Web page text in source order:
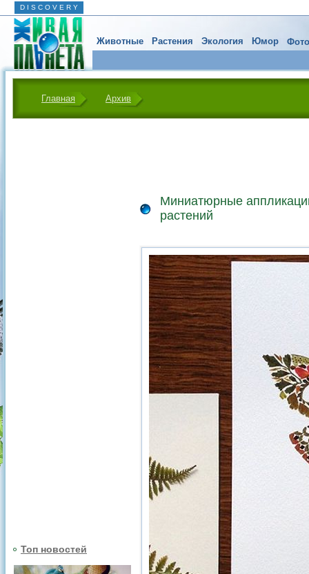
D I S C O V E R Y
Животные Растения Экология Юмор
Главная Архив
Топ новостей
Миниатюрные
растений